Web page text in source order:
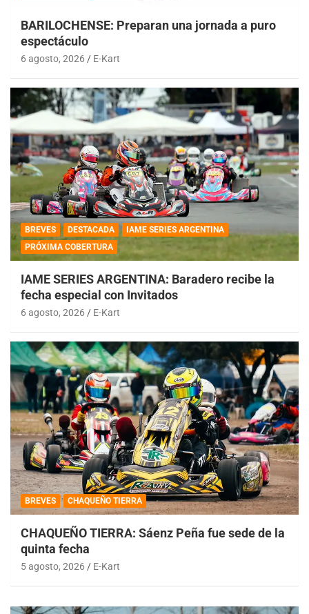
BARILOCHENSE: Preparan una jornada a puro
espectáculo
6 agosto, 2026 E-Kart
BREVES DESTACADA
IAME SERIES ARGENTINA
PRÓXIMA COBERTURA
IAME SERIES ARGENTINA: Baradero recibe la
fecha especial con Invitados
6 agosto, 2026 E-Kart
BREVES CHAQUEÑO TIERRA
CHAQUEÑO TIERRA: Sáenz Peña fue sede de la
quinta fecha
5 agosto, 2026 E-Kart